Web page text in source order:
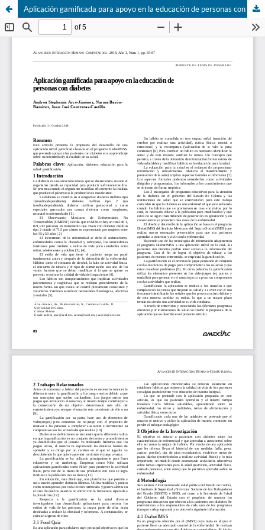
Aplicación gamificada para apoyo en la educación de personas con diabetes